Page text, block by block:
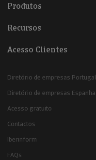
Produtos
Recursos
Acesso Clientes
Diretório de empresas Portugal
Diretório de empresas Espanha
Acesso gratuito
Contactos
Iberinform
FAQs